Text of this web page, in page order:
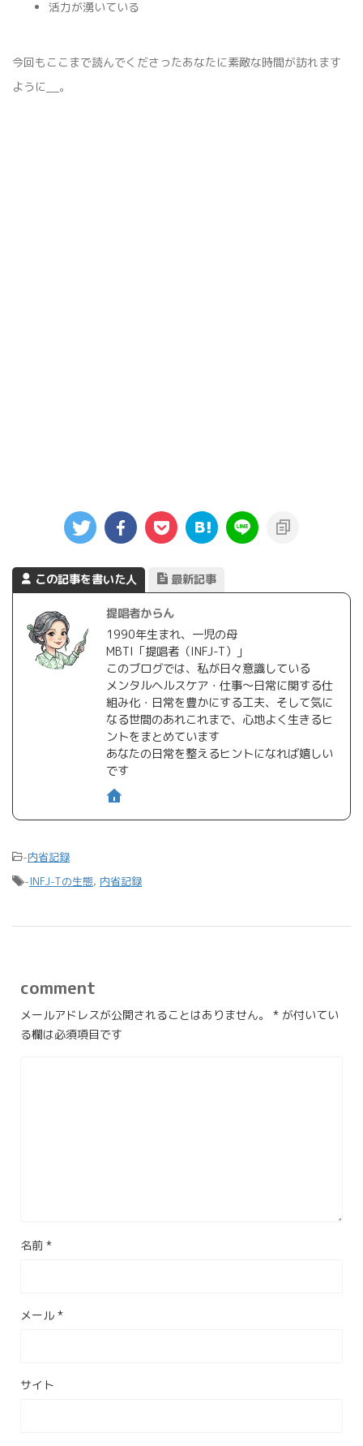
活力が湧いている
今回もここまで読んでくださったあなたに素敵な時間が訪れます
ように__。
この記事を書いた人 最新記事
提唱者からん
1990年生まれ、一児の母
MBTI「提唱者（INFJ-T）」
このブログでは、私が日々意識している
メンタルヘルスケア・仕事〜日常に関する仕
組み化・日常を豊かにする工夫、そして気に
なる世間のあれこれまで、心地よく生きるヒ
ントをまとめています
あなたの日常を整えるヒントになれば嬉しい
です
-内省記録
-INFJ-Tの生態, 内省記録
comment
メールアドレスが公開されることはありません。 * が付いてい
る欄は必須項目です
名前 *
メール *
サイト